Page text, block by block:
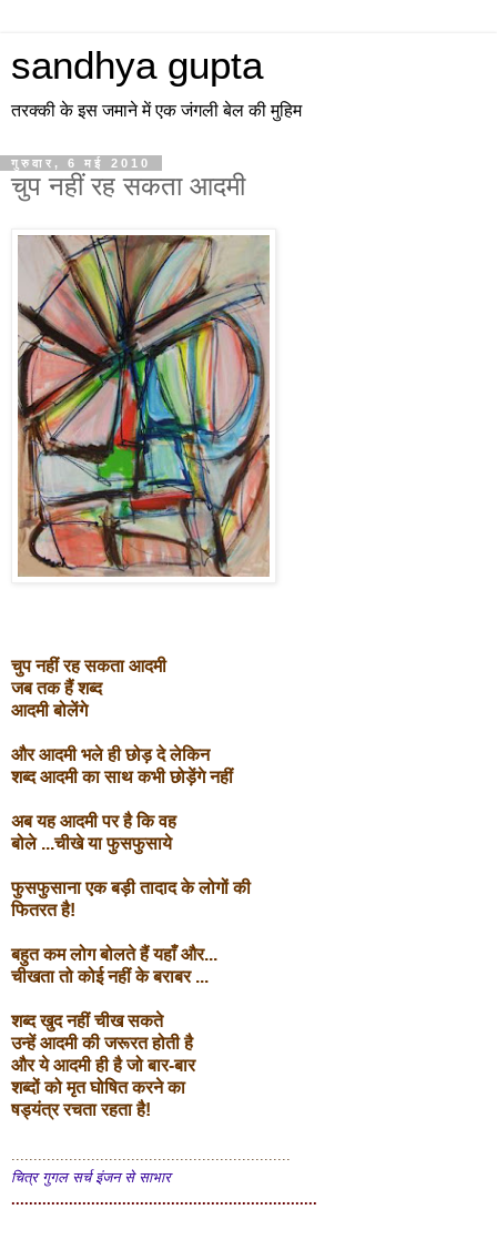
sandhya gupta
तरक्की के इस जमाने में एक जंगली बेल की मुहिम
गुरुवार, 6 मई 2010
चुप नहीं रह सकता आदमी
चुप नहीं रह सकता आदमी
जब तक हैं शब्द
आदमी बोलेंगे
और आदमी भले ही छोड़ दे लेकिन
शब्द आदमी का साथ कभी छोड़ेंगे नहीं
अब यह आदमी पर है कि वह
बोले ...चीखे या फुसफुसाये
फुसफुसाना एक बड़ी तादाद के लोगों की
फितरत है!
बहुत कम लोग बोलते हैं यहाँ और...
चीखता तो कोई नहीं के बराबर ...
शब्द खुद नहीं चीख सकते
उन्हें आदमी की जरूरत होती है
और ये आदमी ही है जो बार-बार
शब्दों को मृत घोषित करने का
षड्यंत्र रचता रहता है!
चित्र गुगल सर्च इंजन से साभार
.....................................................................